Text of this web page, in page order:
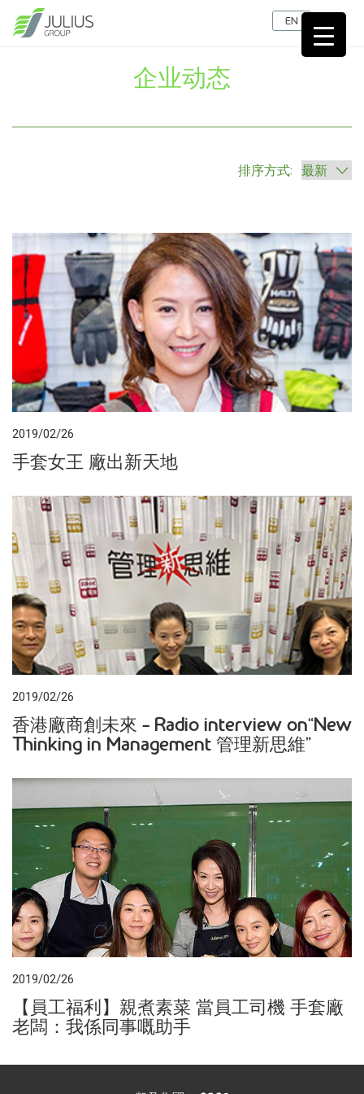
EN
企业动态
排序方式:
2019/02/26
手套女王 廠出新天地
2019/02/26
香港廠商創未來 – Radio interview on“New
Thinking in Management 管理新思維”
2019/02/26
【員工福利】親煮素菜 當員工司機 手套廠
老闆：我係同事嘅助手